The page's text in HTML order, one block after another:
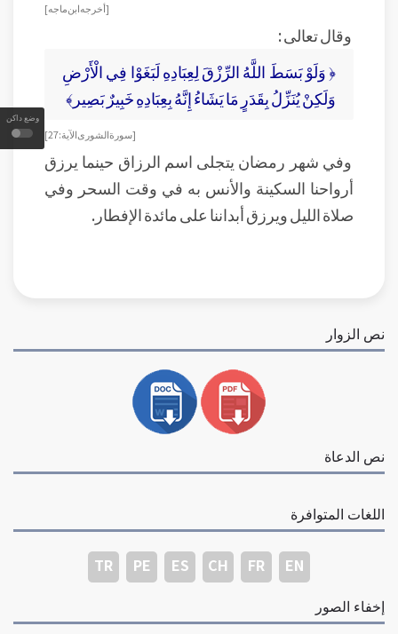
وضع داكن
[ أخرجه ابن ماجه]
وقال تعالى :
﴿ وَلَوْ بَسَطَ اللَّهُ الرِّزْقَ لِعِبَادِهِ لَبَغَوْا فِي الْأَرْضِ
وَلَكِنْ يُنَزِّلُ بِقَدَرٍ مَا يَشَاءُ إِنَّهُ بِعِبَادِهِ خَبِيرٌ بَصِير﴾
[ سورة الشورى الآية: 27]
وفي شهر رمضان يتجلى اسم الرزاق حينما يرزق
أرواحنا السكينة والأنس به في وقت السحر وفي
صلاة الليل ويرزق أبداننا على مائدة الإفطار.
نص الزوار
نص الدعاة
اللغات المتوافرة
EN
FR
CH
ES
PE
TR
إخفاء الصور